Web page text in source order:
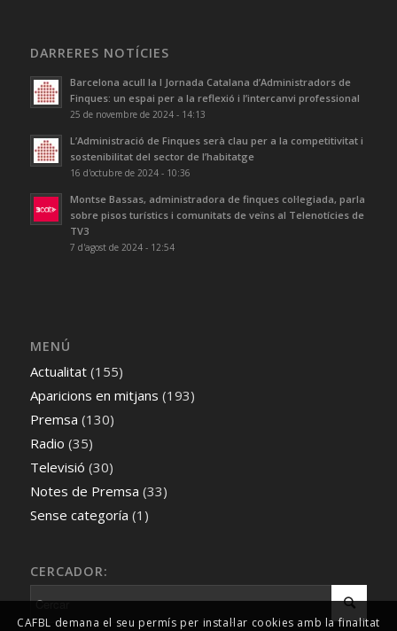
DARRERES NOTÍCIES
Barcelona acull la I Jornada Catalana d’Administradors de
Finques: un espai per a la reflexió i l’intercanvi professional
25 de novembre de 2024 - 14:13
L’Administració de Finques serà clau per a la competitivitat i
sostenibilitat del sector de l’habitatge
16 d'octubre de 2024 - 10:36
Montse Bassas, administradora de finques col·legiada, parla
sobre pisos turístics i comunitats de veïns al Telenotícies de
TV3
7 d'agost de 2024 - 12:54
MENÚ
Actualitat(155)
Aparicions en mitjans (193)
Premsa (130)
Radio (35)
Televisió (30)
Notes de Premsa (33)
Sense categoría (1)
CERCADOR:
CAFBL demana el seu permís per instal·lar cookies amb la finalitat